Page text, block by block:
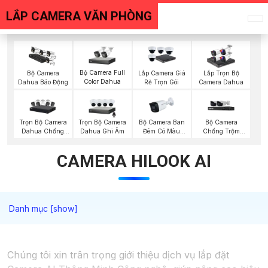
LẮP CAMERA VĂN PHÒNG
Bộ Camera
Dahua Báo Động
Bộ Camera Full
Color Dahua
Lắp Camera Giá
Rẻ Trọn Gói
Lắp Trọn Bộ
Camera Dahua
Trọn Bộ Camera
Dahua Chống
Trọn Bộ Camera
Dahua Ghi Âm
Bộ Camera Ban
Đêm Có Màu
Bộ Camera
Chống Trộm
CAMERA HILOOK AI
Chúng tôi xin trân trọng giới thiệu dịch vụ lắp đặt